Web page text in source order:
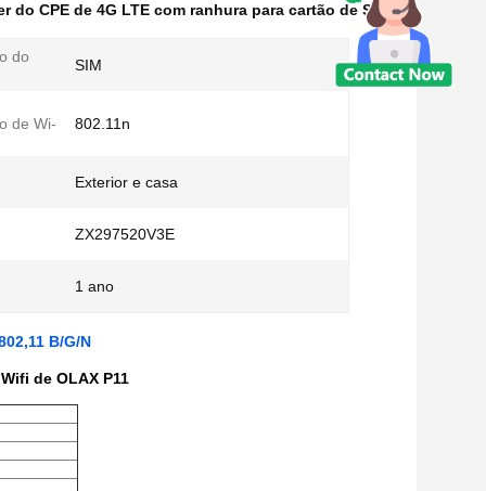
do CPE de 4G LTE com ranhura para cartão de SIM
do SIM
de Wi- 802.11n
Exterior e casa
ZX297520V3E
1 ano
B/G/N
de OLAX P11